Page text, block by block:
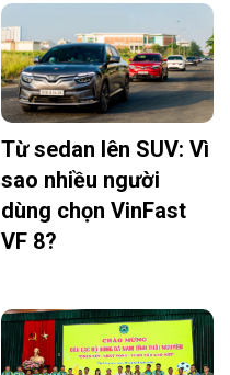
Từ sedan lên SUV: Vì
sao nhiều người
dùng chọn VinFast
VF 8?